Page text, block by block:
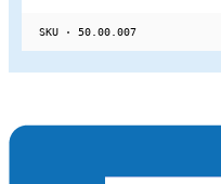
SKU · 50.00.007